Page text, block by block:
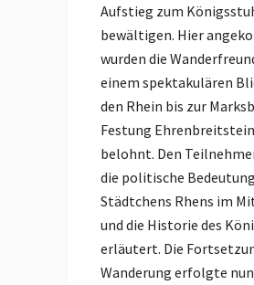
Aufstieg zum
bewältigen. Hier
wurden die
einem spektakulären
den Rhein bis zur
Festung Ehrenbreitstein
belohnt. Den
die politische
Städtchens Rhens im
und die Historie des
erläutert. Die
Wanderung erfolgte